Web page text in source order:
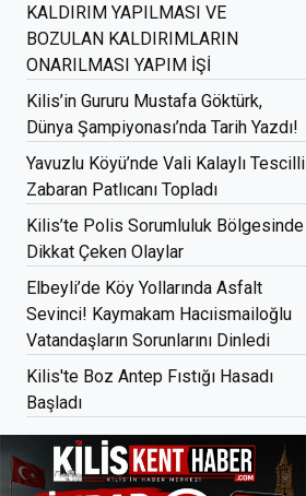
KALDIRIM YAPILMASI VE
BOZULAN KALDIRIMLARIN
ONARILMASI YAPIM İŞİ
Kilis’in Gururu Mustafa Göktürk,
Dünya Şampiyonası’nda Tarih Yazdı!
Yavuzlu Köyü’nde Vali Kalaylı Tescilli
Zabaran Patlıcanı Topladı
Kilis’te Polis Sorumluluk Bölgesinde
Dikkat Çeken Olaylar
Elbeyli’de Köy Yollarında Asfalt
Sevinci! Kaymakam Hacıismailoğlu
Vatandaşların Sorunlarını Dinledi
Kilis'te Boz Antep Fıstığı Hasadı
Başladı